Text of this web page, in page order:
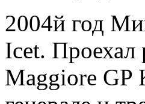
2004й год
Icet. Проехал
Maggiore GP